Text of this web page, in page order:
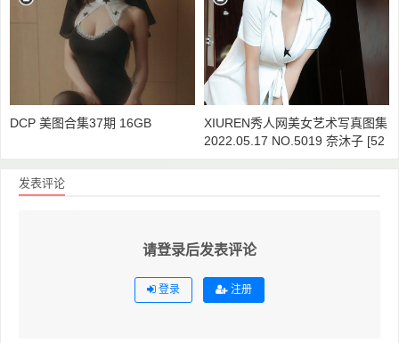
DCP 美图合集37期 16GB
XIUREN秀人网美女艺术写真图集
2022.05.17 NO.5019 奈沐子 [52
发表评论
请登录后发表评论
登录 注册